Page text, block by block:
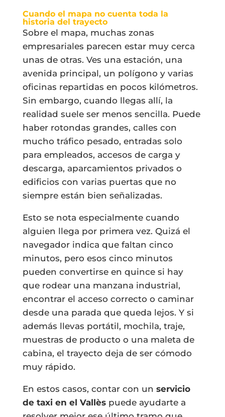
Cuando el mapa no cuenta toda la
historia del trayecto
Sobre el mapa, muchas zonas
empresariales parecen estar muy cerca
unas de otras. Ves una estación, una
avenida principal, un polígono y varias
oficinas repartidas en pocos kilómetros.
Sin embargo, cuando llegas allí, la
realidad suele ser menos sencilla. Puede
haber rotondas grandes, calles con
mucho tráfico pesado, entradas solo
para empleados, accesos de carga y
descarga, aparcamientos privados o
edificios con varias puertas que no
siempre están bien señalizadas.
Esto se nota especialmente cuando
alguien llega por primera vez. Quizá el
navegador indica que faltan cinco
minutos, pero esos cinco minutos
pueden convertirse en quince si hay
que rodear una manzana industrial,
encontrar el acceso correcto o caminar
desde una parada que queda lejos. Y si
además llevas portátil, mochila, traje,
muestras de producto o una maleta de
cabina, el trayecto deja de ser cómodo
muy rápido.
En estos casos, contar con un servicio
de taxi en el Vallèspuede ayudarte a